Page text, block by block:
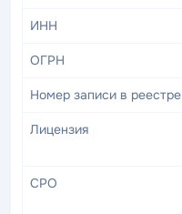
ИНН
ОГРН
Номер записи в реестре
Лицензия
СРО